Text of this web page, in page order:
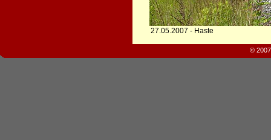
27.05.2007 - Haste
©